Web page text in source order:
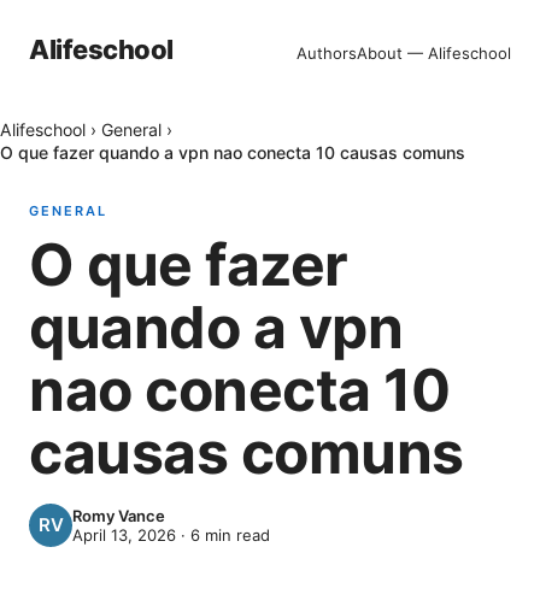
Alifeschool AuthorsAbout — Alifeschool
Alifeschool › General ›
O que fazer quando a vpn nao conecta 10 causas comuns
GENERAL
O que fazer
quando a vpn
nao conecta 10
causas comuns
Romy Vance
April 13, 2026 · 6 min read